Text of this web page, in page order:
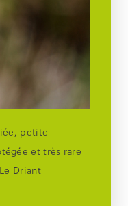
petite
et très rare
Driant